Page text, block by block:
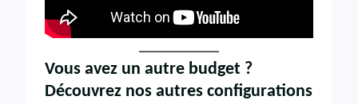
Vous avez un autre budget ?
Découvrez nos autres configurations